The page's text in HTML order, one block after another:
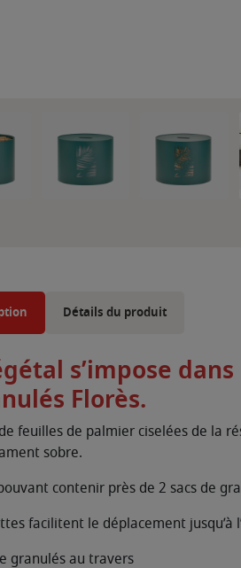
Détails du produit
s’impose
Florès.
feuilles de palmier ciselées de la
sobre.
contenir près de 2 sacs de
facilitent le déplacement jusqu’à
granulés au travers